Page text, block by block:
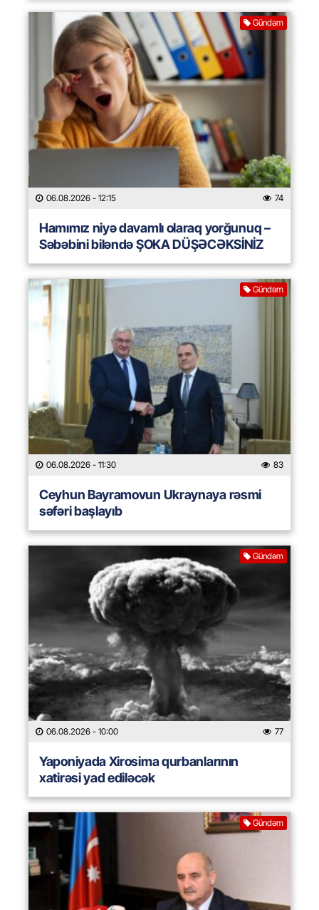
Gündəm
06.08.2026 - 12:15 74
Hamımız niyə davamlı olaraq yorğunuq –
Səbəbini biləndə ŞOKA DÜŞƏCƏKSİNİZ
Gündəm
06.08.2026 - 11:30 83
Ceyhun Bayramovun Ukraynaya rəsmi
səfəri başlayıb
Gündəm
06.08.2026 - 10:00 77
Yaponiyada Xirosima qurbanlarının
xatirəsi yad ediləcək
Gündəm